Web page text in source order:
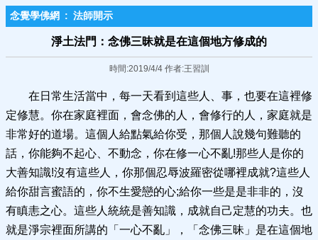
念覺學佛網 : 法師開示
淨土法門：念佛三昧就是在這個地方修成的
時間:2019/4/4 作者:王習訓
在日常生活當中，每一天看到這些人、事，也要在這裡修
定修慧。你在家庭裡面，會念佛的人，會修行的人，家庭就是
非常好的道場。這個人給點氣給你受，那個人說幾句難聽的
話，你能夠不起心、不動念，你在修一心不亂!那些人是你的
大善知識!沒有這些人，你那個忍辱波羅密從哪裡成就?這些人
給你甜言蜜語的，你不生愛戀的心;給你一些是是非非的，沒
有瞋恚之心。這些人統統是善知識，成就自己定慧的功夫。也
就是淨宗裡面所講的「一心不亂」，「念佛三昧」是在這個地